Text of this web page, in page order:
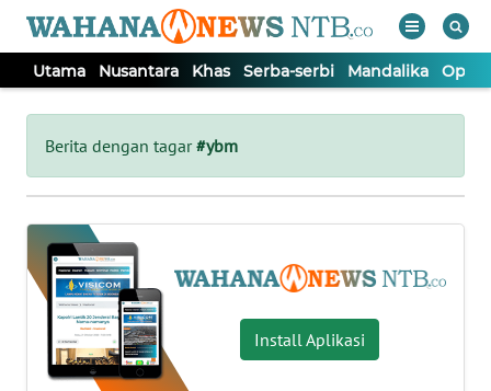
Utama Nusantara Khas Serba-serbi Mandalika Opini
Berita dengan tagar#ybm
Install Aplikasi
Tutup
UTAMA
NUSANTARA
KHAS
SERBA-